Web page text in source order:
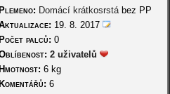
Plemeno: Domácí krátkosrstábez PP
19. 8. 2017
Počet palců: 0
2 uživatelů
Hmotnost: 6 kg
Komentářů: 6